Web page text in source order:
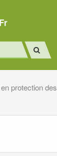
Fr
protection